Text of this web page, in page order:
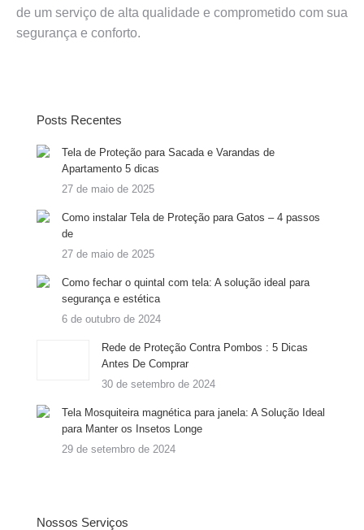
de um serviço de alta qualidade e comprometido com sua
segurança e conforto.
Posts Recentes
Tela de Proteção para Sacada e Varandas de
Apartamento 5 dicas
27 de maio de 2025
Como instalar Tela de Proteção para Gatos – 4 passos
de
27 de maio de 2025
Como fechar o quintal com tela: A solução ideal para
segurança e estética
6 de outubro de 2024
Rede de Proteção Contra Pombos : 5 Dicas
Antes De Comprar
30 de setembro de 2024
Tela Mosquiteira magnética para janela: A Solução Ideal
para Manter os Insetos Longe
29 de setembro de 2024
Nossos Serviços